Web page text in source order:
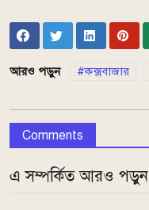
আরও পড়ুন কক্সবাজার
Comments
এ সম্পর্কিত আরও পড়ুন